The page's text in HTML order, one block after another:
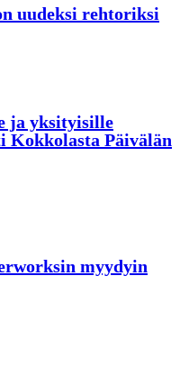
uudeksi rehtoriksi
ja yksityisille
Kokkolasta Päivälän
myydyin